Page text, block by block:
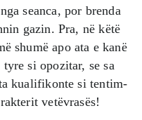
seanca, por brenda
gazin. Pra, në këtë
shumë apo ata e kanë
si opozitar, se sa
kualifikonte si tentim-
vetëvrasës!